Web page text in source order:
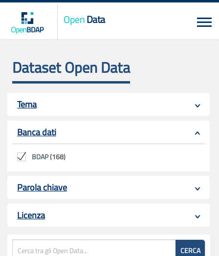
OpenData
Dataset Open Data
Tema
Banca dati
BDAP(168)
Parola chiave
Licenza
CERCA